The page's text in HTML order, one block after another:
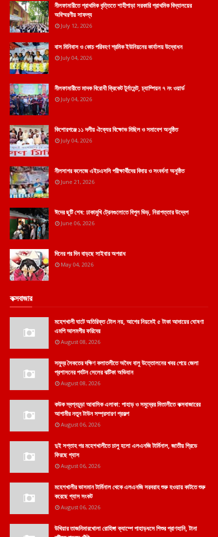
নীলফামারীতে প্রাথমিক বৃত্তিতে শাহীপাড়া সরকারি প্রাথমিক বিদ্যালয়ের
অবিস্মরণীয় সাফল্য
July 12, 2026
বাস মিনিবাস ও কোচ পরিবহণ শ্রমিক ইউনিয়নের কার্যালয় উদ্বোধন
July 04, 2026
নীলফামারীতে মাদক বিরোধী ক্রিকেট টুর্নামেন্ট, চ্যাম্পিয়ন ৭ নং ওয়ার্ড
July 04, 2026
কিশোরগঞ্জে ১১ দলীয় ঐক্যের বিক্ষোভ মিছিল ও সমাবেশ অনুষ্ঠিত
July 04, 2026
নীলসাগর কলেজে এইচএসসি পরীক্ষার্থীদের বিদায় ও সংবর্ধনা অনুষ্ঠিত
June 21, 2026
ঈদের ছুটি শেষ: ঢাকামুখি ট্রেনগুলোতে বিপুল ভিড়, নিরাপত্তার উদ্বেগ
June 06, 2026
দিনের পর দিন বাড়ছে সাইবার অপরাধ
May 04, 2026
কক্সবাজার
মহেশখালী ঘাটে অতিরিক্ত টোল নয়, আগের নিয়মেই ৫ টাকা আদায়ের ঘোষণা
এমপি আলমগীর ফরিদের
August 08, 2026
সমুদ্র সৈকতের দক্ষিণ কলাতলীতে অবৈধ বালু উত্তোলনের খবর পেয়ে জেলা
প্রশাসনের পর্যটন সেলের ঝটিকা অভিযান
August 08, 2026
কউক স্বপ্নচূড়া আবাসিক এলাকা: পাহাড় ও সমুদ্রের মিতালীতে কক্সবাজারের
আগামীর নতুন টাউন সম্প্রসারণ প্রকল্প
August 06, 2026
দুই সপ্তাহ পর মহেশখালীতে চালু হলো এলএনজি টার্মিনাল, জাতীয় গ্রিডে
ফিরছে গ্যাস
August 06, 2026
মহেশখালীর ভাসমান টার্মিনাল থেকে এলএনজি সরবরাহ শুরু হওয়ায় কাটতে শুরু
করেছে গ্যাস সংকট
August 06, 2026
উখিয়ার তাজনিমারখোলা রোহিঙ্গা ক্যাম্পে পাহাড়ধসে শিশুর প্রাণহানি, টানা